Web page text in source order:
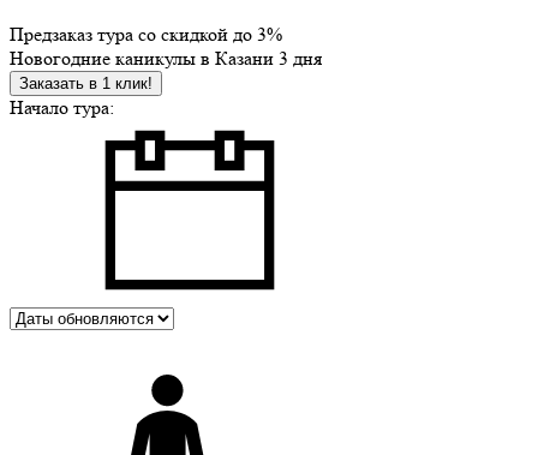
Предзаказ тура со скидкой до 3%
Новогодние каникулы в Казани 3 дня
Заказать в 1 клик!
Начало тура: